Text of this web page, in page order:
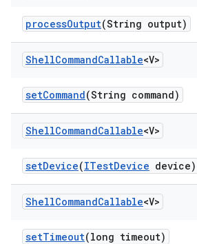
processOutput(String output)
ShellCommandCallable<V>
setCommand(String command)
ShellCommandCallable<V>
setDevice(ITestDevice device)
ShellCommandCallable<V>
setTimeout(long timeout)